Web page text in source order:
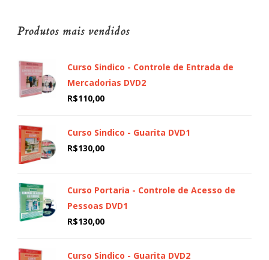
Produtos mais vendidos
Curso Sindico - Controle de Entrada de
Mercadorias DVD2
R$110,00
Curso Sindico - Guarita DVD1
R$130,00
Curso Portaria - Controle de Acesso de
Pessoas DVD1
R$130,00
Curso Sindico - Guarita DVD2